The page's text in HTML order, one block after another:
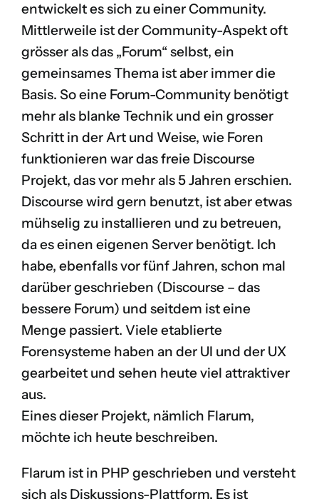
entwickelt es sich zu einer Community.
Mittlerweile ist der Community-Aspekt oft
grösser als das „Forum“ selbst, ein
gemeinsames Thema ist aber immer die
Basis. So eine Forum-Community benötigt
mehr als blanke Technik und ein grosser
Schritt in der Art und Weise, wie Foren
funktionieren war das freie Discourse
Projekt, das vor mehr als 5 Jahren erschien.
Discourse wird gern benutzt, ist aber etwas
mühselig zu installieren und zu betreuen,
da es einen eigenen Server benötigt. Ich
habe, ebenfalls vor fünf Jahren, schon mal
darüber geschrieben (Discourse – das
bessere Forum) und seitdem ist eine
Menge passiert. Viele etablierte
Forensysteme haben an der UI und der UX
gearbeitet und sehen heute viel attraktiver
aus.
Eines dieser Projekt, nämlich Flarum,
möchte ich heute beschreiben.
Flarum ist in PHP geschrieben und versteht
sich als Diskussions-Plattform. Es ist